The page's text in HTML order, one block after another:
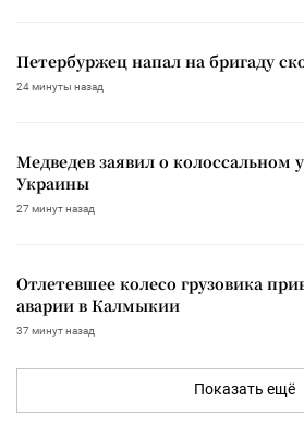
Петербуржец напал на бригаду
24 минуты назад
Медведев заявил о колоссальном
Украины
27 минут назад
Отлетевшее колесо грузовика
аварии в Калмыкии
37 минут назад
Показать ещё